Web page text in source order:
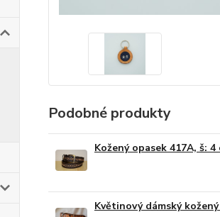
Podobné produkty
Kožený opasek 417A, š: 4
Květinový dámský